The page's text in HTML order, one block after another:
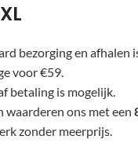
bezorging en afhalen
voor €59.
betaling is mogelijk.
waarderen ons met een
zonder meerprijs.